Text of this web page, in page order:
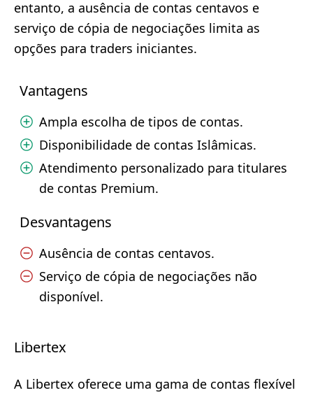
entanto, a ausência de contas centavos e
serviço de cópia de negociações limita as
opções para traders iniciantes.
Vantagens
Ampla escolha de tipos de contas.
Disponibilidade de contas Islâmicas.
Atendimento personalizado para titulares
de contas Premium.
Desvantagens
Ausência de contas centavos.
Serviço de cópia de negociações não
disponível.
Libertex
A Libertex oferece uma gama de contas flexível